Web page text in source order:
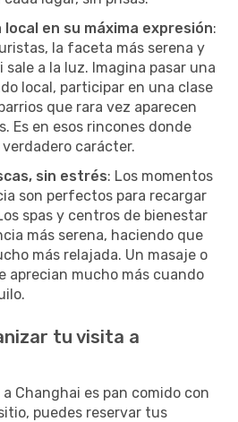
en su máxima expresión:
la faceta más serena y
a la luz. Imagina pasar una
local, participar en una clase
que rara vez aparecen
Es en esos rincones donde
carácter.
sin estrés: Los momentos
son perfectos para recargar
spas y centros de bienestar
más serena, haciendo que
más relajada. Un masaje o
aprecian mucho más cuando
tu visita a
Changhai es pan comido con
puedes reservar tus